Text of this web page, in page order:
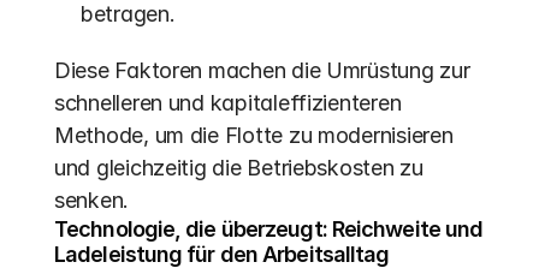
betragen.
Diese Faktoren machen die Umrüstung zur
schnelleren und kapitaleffizienteren
Methode, um die Flotte zu modernisieren
und gleichzeitig die Betriebskosten zu
senken.
Technologie, die überzeugt: Reichweite und
Ladeleistung für den Arbeitsalltag